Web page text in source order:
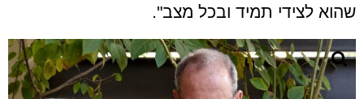
שהוא לצידי תמיד ובכל מצב".